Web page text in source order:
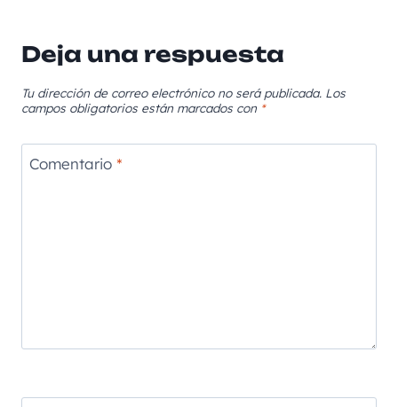
Deja una respuesta
Tu dirección de correo electrónico no será publicada. Los
campos obligatorios están marcados con *
Comentario *